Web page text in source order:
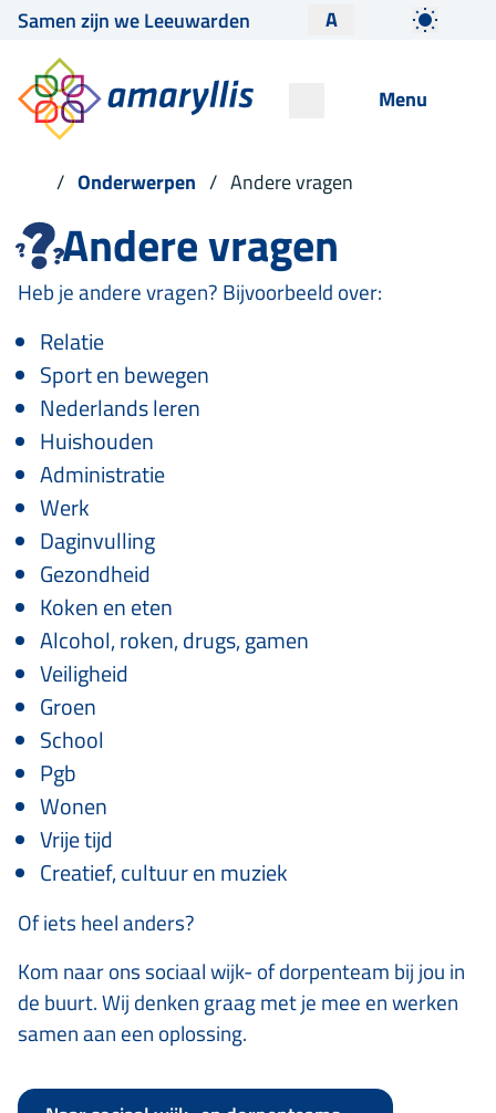
Samen zijn we Leeuwarden A
Menu
Onderwerpen Andere vragen
Andere vragen
Heb je andere vragen? Bijvoorbeeld over:
Relatie
Sport en bewegen
Nederlands leren
Huishouden
Administratie
Werk
Daginvulling
Gezondheid
Koken en eten
Alcohol, roken, drugs, gamen
Veiligheid
Groen
School
Pgb
Wonen
Vrije tijd
Creatief, cultuur en muziek
Of iets heel anders?
Kom naar ons sociaal wijk- of dorpenteam bij jou in
de buurt. Wij denken graag met je mee en werken
samen aan een oplossing.